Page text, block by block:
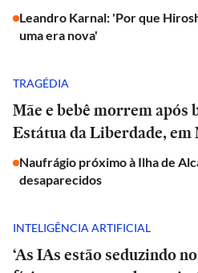
Leandro Karnal: 'Por que
uma era nova'
TRAGÉDIA
Mãe e bebê morrem
Estátua da Liberdade, em
Naufrágio próximo à Ilha de
desaparecidos
INTELIGÊNCIA ARTIFICIAL
‘As IAs estão seduzindo